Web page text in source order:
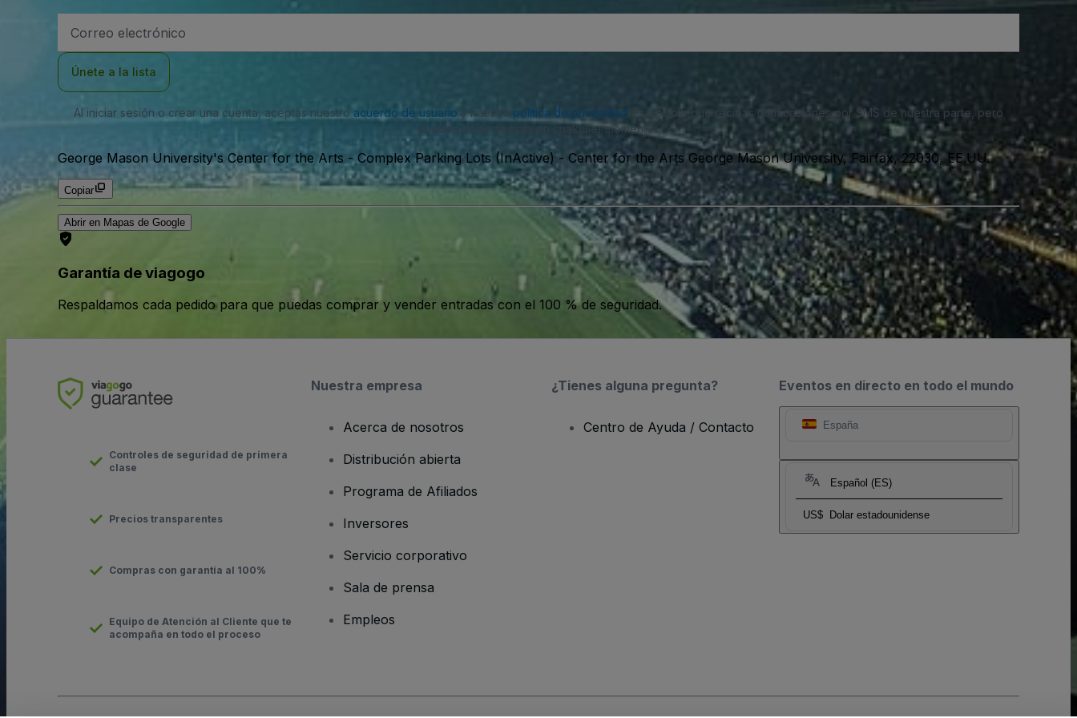
de
Únete a la lista
Al iniciar sesión o crear una cuenta, aceptas nuestro acuerdo de usuario y nuestra política de privacidad
. Es posible que recibas notificaciones por SMS de nuestra parte, pero
puedes darte de baja en cualquier momento.
George Mason University's Center for the Arts - Complex Parking Lots (InActive) - Center for the Arts George Mason University, Fairfax, 22030, EE.UU.
Copiar
Abrir en Mapas de Google
Garantía de viagogo
Respaldamos cada pedido para que puedas comprar y vender entradas con el 100 % de seguridad.
Eventos en directo en todo el mundo
España
Español (ES)
US$ Dolar estadounidense
Controles de seguridad de primera
clase
Precios transparentes
Compras con garantía al 100%
Equipo de Atención al Cliente que te
acompaña en todo el proceso
Nuestra empresa
Acerca de nosotros
Distribución abierta
Programa de Afiliados
Inversores
Servicio corporativo
Sala de prensa
Empleos
¿Tienes alguna pregunta?
Centro de Ayuda / Contacto